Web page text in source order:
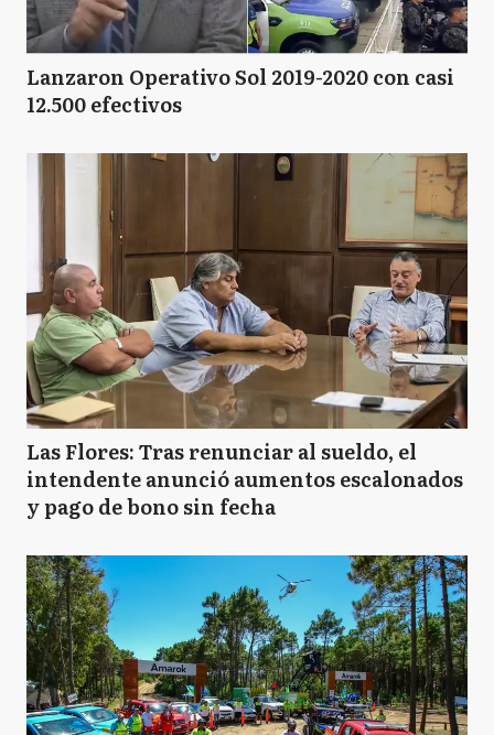
Lanzaron Operativo Sol 2019-2020 con casi
12.500 efectivos
Las Flores: Tras renunciar al sueldo, el
intendente anunció aumentos escalonados
y pago de bono sin fecha